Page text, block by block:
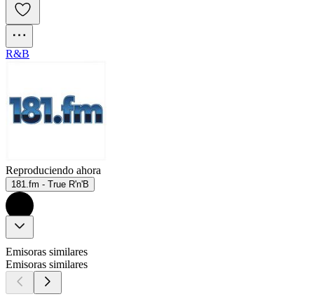
R&B
Reproduciendo ahora
181.fm - True R'n'B
Emisoras similares
Emisoras similares